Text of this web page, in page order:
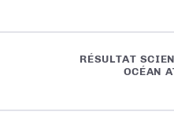
RÉSULTAT
OCÉAN